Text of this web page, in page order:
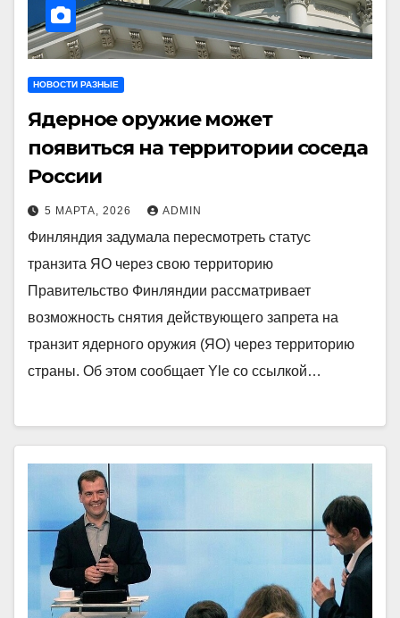
НОВОСТИ РАЗНЫЕ
Ядерное оружие может
появиться на территории соседа
России
5 МАРТА, 2026 ADMIN
Финляндия задумала пересмотреть статус
транзита ЯО через свою территорию
Правительство Финляндии рассматривает
возможность снятия действующего запрета на
транзит ядерного оружия (ЯО) через территорию
страны. Об этом сообщает Yle со ссылкой…